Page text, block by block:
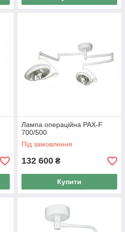
Лампа операційна PAX-F
700/500
Під замовлення
132 600 ₴
Купити